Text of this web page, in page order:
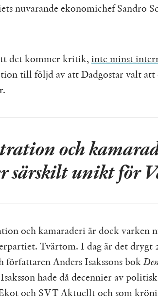
nuvarande ekonomichef Sandro
det kommer kritik, inte minst
till följd av att Dadgostar valt att
och
särskilt unikt för
och kamaraderi är dock varken
Tvärtom. I dag är det drygt
författaren Anders Isakssons bok
hade då decennier av
och SVT Aktuellt och som